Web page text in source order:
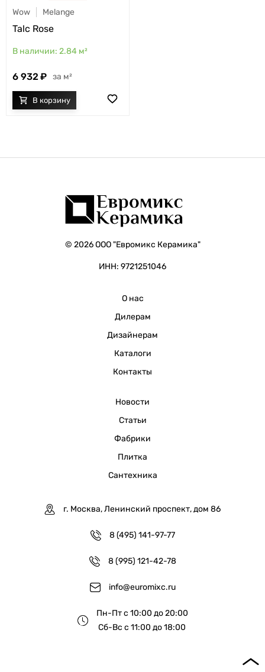
Wow Melange
Talc Rose
2.84 м²
6 932 м²
© 2026 ООО "Евромикс Керамика"
ИНН: 9721251046
О нас
Дилерам
Дизайнерам
Каталоги
Контакты
Новости
Статьи
Фабрики
Плитка
Сантехника
г. Москва, Ленинский проспект, дом 86
8 (495) 141-97-77
8 (995) 121-42-78
info@euromixc.ru
Пн-Пт с 10:00 до 20:00
Сб-Вс с 11:00 до 18:00